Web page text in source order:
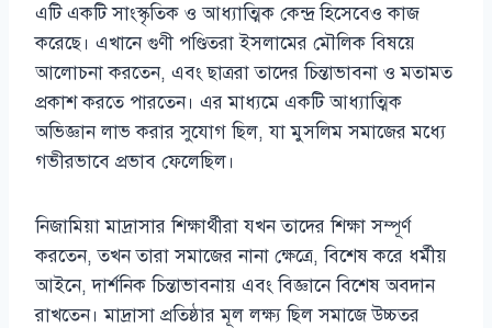
এটি একটি সাংস্কৃতিক ও আধ্যাত্মিক কেন্দ্র হিসেবেও কাজ
করেছে। এখানে গুণী পণ্ডিতরা ইসলামের মৌলিক বিষয়ে
আলোচনা করতেন, এবং ছাত্ররা তাদের চিন্তাভাবনা ও মতামত
প্রকাশ করতে পারতেন। এর মাধ্যমে একটি আধ্যাত্মিক
অভিজ্ঞান লাভ করার সুযোগ ছিল, যা মুসলিম সমাজের মধ্যে
গভীরভাবে প্রভাব ফেলেছিল।
নিজামিয়া মাদ্রাসার শিক্ষার্থীরা যখন তাদের শিক্ষা সম্পূর্ণ
করতেন, তখন তারা সমাজের নানা ক্ষেত্রে, বিশেষ করে ধর্মীয়
আইনে, দার্শনিক চিন্তাভাবনায় এবং বিজ্ঞানে বিশেষ অবদান
রাখতেন। মাদ্রাসা প্রতিষ্ঠার মূল লক্ষ্য ছিল সমাজে উচ্চতর